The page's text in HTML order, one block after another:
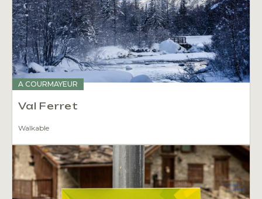
A COURMAYEUR
Val Ferret
Walkable